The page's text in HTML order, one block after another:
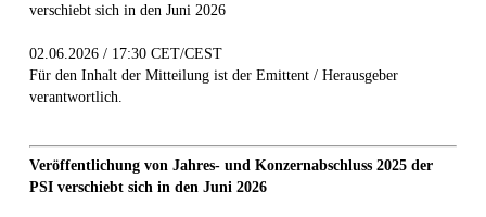
verschiebt sich in den Juni 2026
02.06.2026 / 17:30 CET/CEST
Für den Inhalt der Mitteilung ist der Emittent / Herausgeber
verantwortlich.
Veröffentlichung von Jahres- und Konzernabschluss 2025 der
PSI verschiebt sich in den Juni 2026